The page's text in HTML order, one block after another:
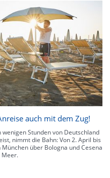
auch mit dem Zug!
Stunden von Deutschland
nimmt die Bahn: Von 2. April bis
über Bologna und Cesena
Meer.